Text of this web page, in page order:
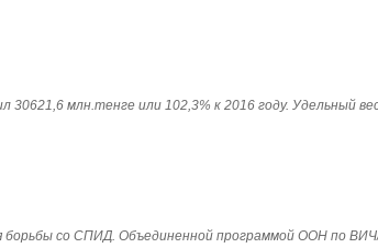
30621,6 млн.тенге или 102,3% к 2016 году. Удельный
борьбы со СПИД. Объединенной программой ООН по